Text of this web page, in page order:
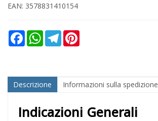
EAN: 3578831410154
FacebookWhatsAppTelegram
Descrizione Informazioni sulla spedizione
Indicazioni Generali